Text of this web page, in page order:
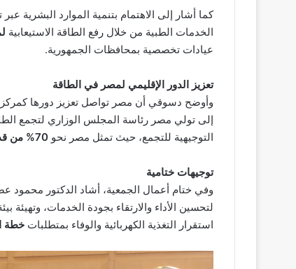
كما أشار إلى الاهتمام بتنمية الموارد البشرية عبر
الخدمات الطبية من خلال رفع الطاقة الاستيعابية
عيادات تخصصية بمحافظات الجمهورية.
تعزيز الدور الإقليمي لمصر في الطاقة
وأوضح دسوقي أن مصر تواصل تعزيز دورها كمركز
إلى تولي مصر رئاسة المجلس الوزاري لتجمع
التوجيهية للتجمع، حيث تمثل مصر نحو 70% من قدراته الكهربائية
توجيهات ختامية
وفي ختام أعمال الجمعية، أشاد الدكتور محمود
لتحسين الأداء والارتقاء بجودة الخدمات،
استقرار التغذية الكهربائية والوفاء بمتطلبات خطة